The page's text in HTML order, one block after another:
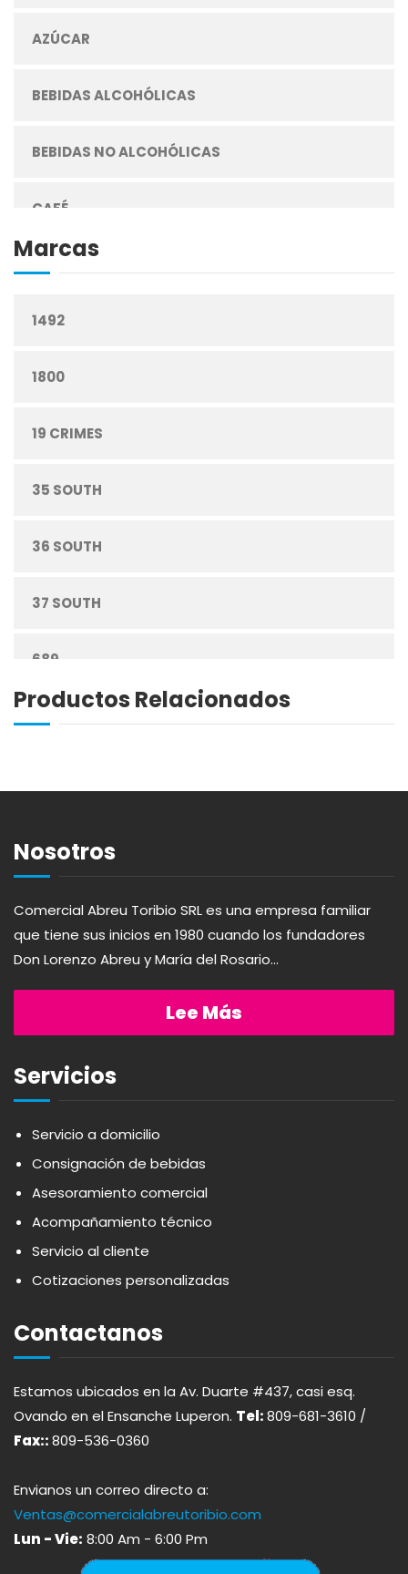
AZÚCAR
BEBIDAS ALCOHÓLICAS
BEBIDAS NO ALCOHÓLICAS
CAFÉ
CIGARRILLOS
CONFITERÍA
CONGELADOS
CUIDADO PERSONAL
DESECHABLES
ENLATADOS
ESPECIAS
LAVANDERÍA
PANADERÍA
PASTAS
PICADERAS
SALSAS
SAZONES
SNACKS
ÚTILES ESCOLARES
Marcas
1492
1800
19 CRIMES
35 SOUTH
36 SOUTH
37 SOUTH
689
AMBAR
APOTHIC
AQUA
ARDUINI
ARIENZO DE MARQUEZ
ATLANTICO
AVALON
AVERNA
AZUKITA
Productos Relacionados
Nosotros
Comercial Abreu Toribio SRL es una empresa familiar
que tiene sus inicios en 1980 cuando los fundadores
Don Lorenzo Abreu y María del Rosario...
Lee Más
Servicios
Servicio a domicilio
Consignación de bebidas
Asesoramiento comercial
Acompañamiento técnico
Servicio al cliente
Cotizaciones personalizadas
Contactanos
Estamos ubicados en la Av. Duarte #437, casi esq.
Ovando en el Ensanche Luperon. Tel:809-681-3610 /
Fax::809-536-0360
Envianos un correo directo a:
Ventas@comercialabreutoribio.com
Lun - Vie: 8:00 Am - 6:00 Pm